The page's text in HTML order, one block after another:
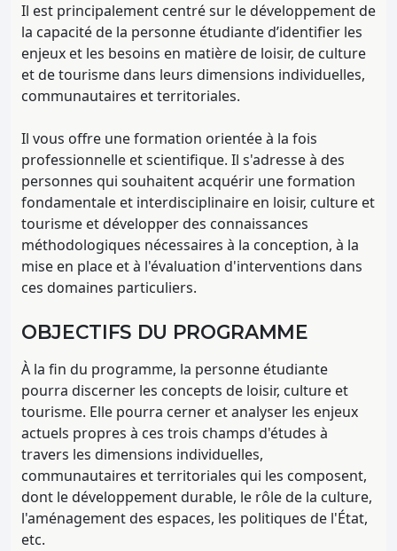
Il est principalement centré sur le développement de
la capacité de la personne étudiante d’identifier les
enjeux et les besoins en matière de loisir, de culture
et de tourisme dans leurs dimensions individuelles,
communautaires et territoriales.
Il vous offre une formation orientée à la fois
professionnelle et scientifique. Il s'adresse à des
personnes qui souhaitent acquérir une formation
fondamentale et interdisciplinaire en loisir, culture et
tourisme et développer des connaissances
méthodologiques nécessaires à la conception, à la
mise en place et à l'évaluation d'interventions dans
ces domaines particuliers.
OBJECTIFS DU PROGRAMME
À la fin du programme, la personne étudiante
pourra discerner les concepts de loisir, culture et
tourisme. Elle pourra cerner et analyser les enjeux
actuels propres à ces trois champs d'études à
travers les dimensions individuelles,
communautaires et territoriales qui les composent,
dont le développement durable, le rôle de la culture,
l'aménagement des espaces, les politiques de l'État,
etc.